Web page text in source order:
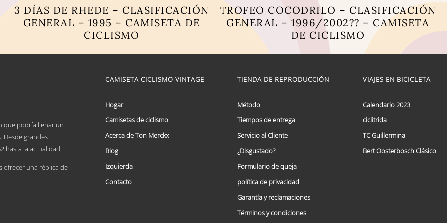
3 DÍAS DE RHEDE – CLASIFICACIÓN
GENERAL – 1995 – CAMISETA DE
CICLISMO
múltiples
opciones
pueden
en
la
página
de
TROFEO COCODRILO – CLASIFICACIÓN
GENERAL – 1996/2002?? – CAMISETA
DE CICLISMO
múltiples
que podría llenar un
Desde grandes
hasta la actualidad.
ofrecer una réplica de
CAMISETA CICLISMO VINTAGE
Hogar
Camisetas de ciclismo
Acerca de Ton Merckx
Blog
Izquierda
Contacto
TIENDA DE REPRODUCCIÓN
Método
Tiempos de entrega
Servicio al Cliente
¿Disgustado?
Formulario de queja
política de privacidad
Garantía y reclamaciones
Términos y condiciones
VIAJES EN BICICLETA
Calendario 2023
ciclitrida
TC Guillermina
Bert Oosterbosch Clásico